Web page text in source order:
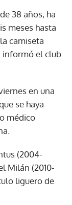
38 años, ha
meses hasta
camiseta
informó el club
en una
se haya
médico
(2004-
Milán (2010-
liguero de